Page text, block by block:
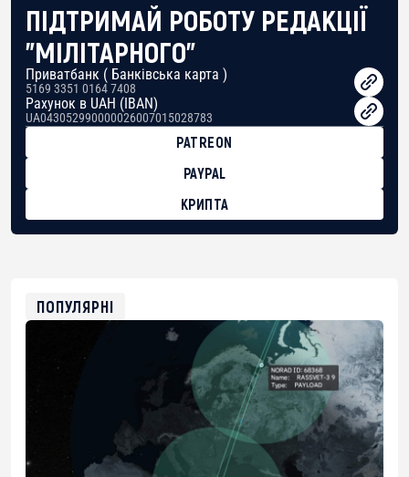
ПІДТРИМАЙ РОБОТУ РЕДАКЦІЇ
"МІЛІТАРНОГО"
Приватбанк ( Банківська карта )
5169 3351 0164 7408
Рахунок в UAH (IBAN)
UA043052990000026007015028783
PATREON
PAYPAL
КРИПТА
0xfD02863D3289416fcF50975c9DFda13623f97758
ПОПУЛЯРНІ